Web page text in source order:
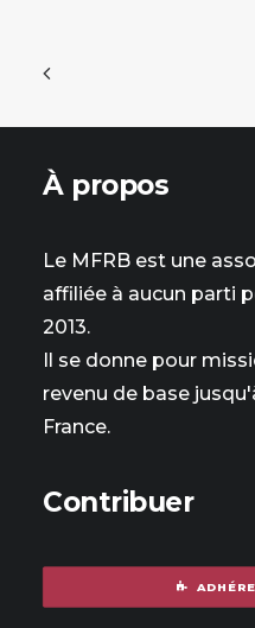
À propos
Le MFRB est une
affiliée à aucun parti
2013.
Il se donne pour
revenu de base
France.
Contribuer